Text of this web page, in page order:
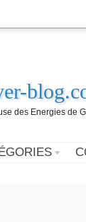
des Energies de